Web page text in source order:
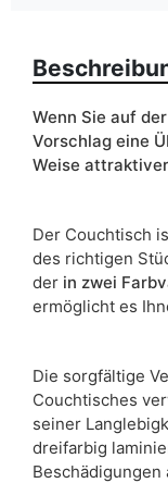
Breite
Liefertermin:
Aufgrund des
Wenn Sie auf
Vorschlag eine
Weise
Der Couchtisch
des richtigen
der in zwei
ermöglicht es
Die sorgfältige
Couchtisches
seiner
dreifarbig
Beschädigungen